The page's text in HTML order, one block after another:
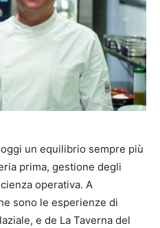
un equilibrio sempre più
prima, gestione degli
operativa. A
sono le esperienze di
e de La Taverna del